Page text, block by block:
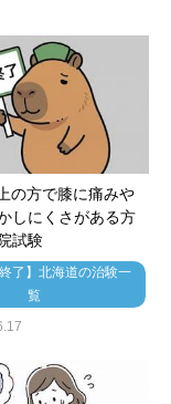
の方で膝に痛みや
しにくさがある方
試験
終了】北海道の治験一
覧